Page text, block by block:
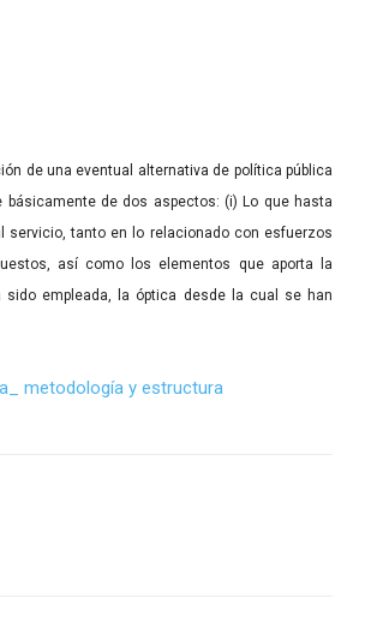
de una eventual alternativa de política pública
de dos aspectos: (i) Lo que hasta
tanto en lo relacionado con esfuerzos
así como los elementos que aporta la
empleada, la óptica desde la cual se han
metodología y estructura